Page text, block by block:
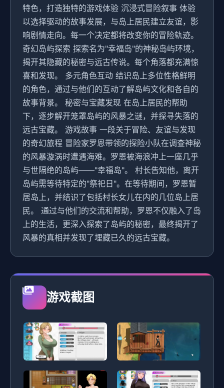
特色，打造独特的游戏体验 沉浸式冒险叙事 体验
以选择驱动的故事发展，与岛上居民建立友谊，影
响剧情走向。每一个决定都将改变你的冒险轨迹。
奇幻岛屿探索 探索名为"幸福岛"的神秘岛屿环境，
揭开其隐藏的秘密与远古传说。每个角落都充满惊
喜和发现。 多元角色互动 结识岛上多位性格鲜明
的角色，通过与他们的互动了解岛屿文化和各自的
故事背景。 秘密与宝藏发现 在岛上居民的帮助
下，逐步解开笼罩岛屿的风暴之谜，并探寻失落的
远古宝藏。 游戏故事 一段关于冒险、友谊与发现
的奇幻旅程 冒险家罗恩带领的探险小队在调查神秘
的风暴漩涡时遭遇海难。罗恩被海浪冲上一座几乎
与世隔绝的岛屿——"幸福岛"。 村长告知他，离开
岛屿需等待特定的"祭祀日"。在等待期间，罗恩暂
居岛上，并结识了包括村长女儿在内的几位岛上居
民。 通过与他们的交流和帮助，罗恩不仅融入了岛
上的生活，更深入探索了岛屿的秘密，最终揭开了
风暴的真相并发现了埋藏已久的远古宝藏。
游戏截图